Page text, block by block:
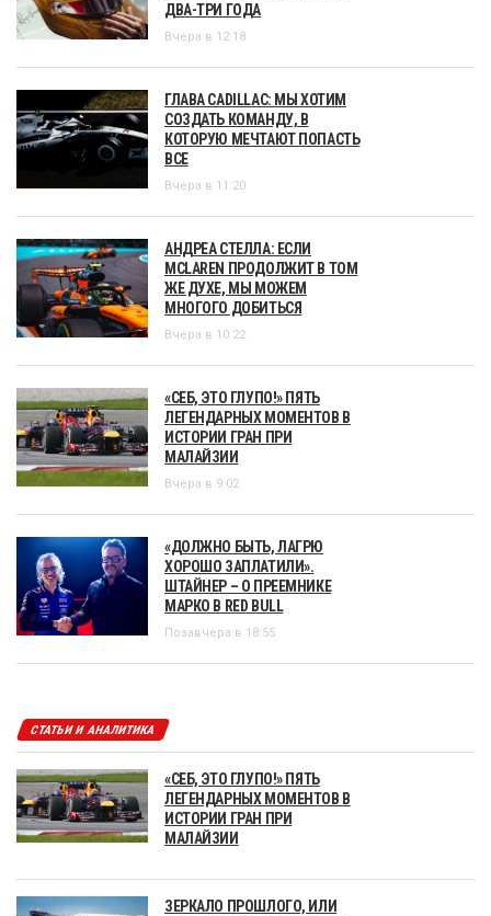
ДВА-ТРИ ГОДА
Вчера в 12:18
ГЛАВА CADILLAC: МЫ ХОТИМ
СОЗДАТЬ КОМАНДУ, В
КОТОРУЮ МЕЧТАЮТ ПОПАСТЬ
ВСЕ
Вчера в 11:20
АНДРЕА СТЕЛЛА: ЕСЛИ
MCLAREN ПРОДОЛЖИТ В ТОМ
ЖЕ ДУХЕ, МЫ МОЖЕМ
МНОГОГО ДОБИТЬСЯ
Вчера в 10:22
«СЕБ, ЭТО ГЛУПО!» ПЯТЬ
ЛЕГЕНДАРНЫХ МОМЕНТОВ В
ИСТОРИИ ГРАН ПРИ
МАЛАЙЗИИ
Вчера в 9:02
«ДОЛЖНО БЫТЬ, ЛАГРЮ
ХОРОШО ЗАПЛАТИЛИ».
ШТАЙНЕР – О ПРЕЕМНИКЕ
МАРКО В RED BULL
Позавчера в 18:55
СТАТЬИ И АНАЛИТИКА
«СЕБ, ЭТО ГЛУПО!» ПЯТЬ
ЛЕГЕНДАРНЫХ МОМЕНТОВ В
ИСТОРИИ ГРАН ПРИ
МАЛАЙЗИИ
ЗЕРКАЛО ПРОШЛОГО, ИЛИ